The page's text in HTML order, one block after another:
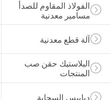
الفولاذ المقاوم للصدأ
مسامير معدنية
آلة قطع معدنية
البلاستيك حقن صب
المنتجات
دبابيس السحابة